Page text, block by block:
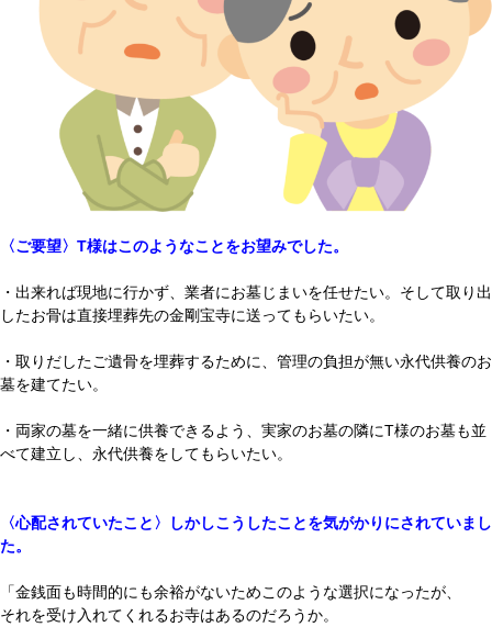
〈ご要望〉T様はこのようなことをお望みでした。
・出来れば現地に行かず、業者にお墓じまいを任せたい。そして取り出
したお骨は直接埋葬先の金剛宝寺に送ってもらいたい。
・取りだしたご遺骨を埋葬するために、管理の負担が無い永代供養のお
墓を建てたい。
・両家の墓を一緒に供養できるよう、実家のお墓の隣にT様のお墓も並
べて建立し、永代供養をしてもらいたい。
〈心配されていたこと〉しかしこうしたことを気がかりにされていまし
た。
「金銭面も時間的にも余裕がないためこのような選択になったが、
それを受け入れてくれるお寺はあるのだろうか。